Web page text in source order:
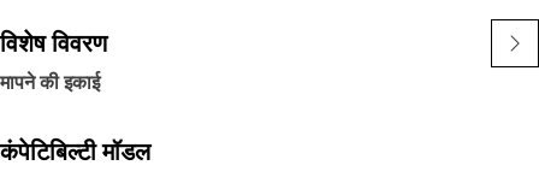
विशेष विवरण
मापने की इकाई
कंपेटिबिल्टी मॉडल